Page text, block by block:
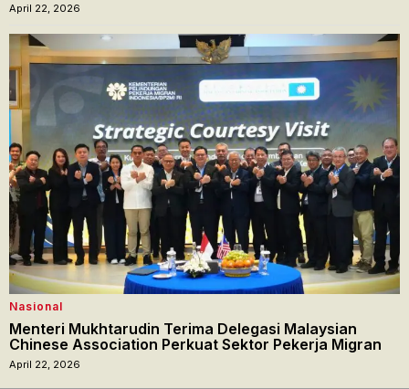
April 22, 2026
Nasional
Menteri Mukhtarudin Terima Delegasi Malaysian
Chinese Association Perkuat Sektor Pekerja Migran
April 22, 2026